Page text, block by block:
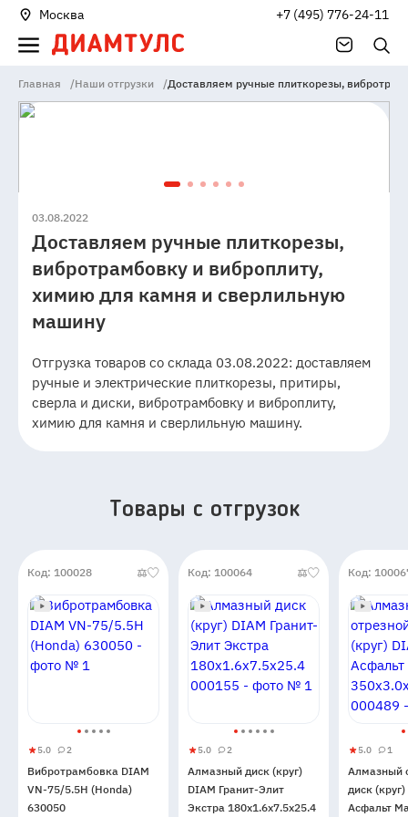
Москва +7 (495) 776-24-11
Главная /Наши отгрузки /Доставляем ручные плиткорезы,
03.08.2022
Доставляем ручные плиткорезы,
вибротрамбовку и виброплиту,
химию для камня и сверлильную
машину
Отгрузка товаров со склада 03.08.2022: доставляем
ручные и электрические плиткорезы, притиры,
сверла и диски, вибротрамбовку и виброплиту,
химию для камня и сверлильную машину.
Товары c отгрузок
Код: 100028
Вибротрамбовка
DIAM
VN-
5.0
5
2 2
Вибротрамбовка DIAM
VN-75/5.5H (Honda)
630050
Код: 100064
Алмазный
диск
(круг)
5.0
5
2 2
Алмазный диск (круг)
DIAM Гранит-Элит
Экстра 180x1.6x7.5x25.4
Код:
отрезной
диск
5.0
5
1 1
Алмазный
диск
Асфальт